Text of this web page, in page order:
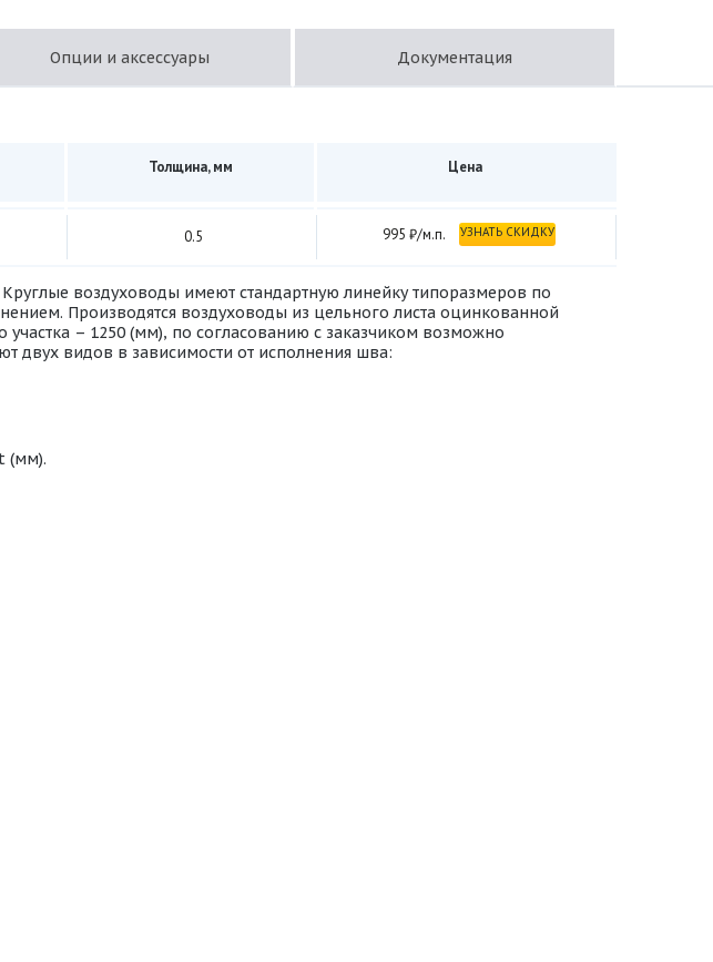
Опции и аксессуары Документация
Толщина, мм Цена
0.5 995 ₽/м.п. УЗНАТЬ СКИДКУ
воздуховоды имеют стандартную линейку типоразмеров по
Производятся воздуховоды из цельного листа оцинкованной
– 1250 (мм), по согласованию с заказчиком возможно
двух видов в зависимости от исполнения шва:
(мм).